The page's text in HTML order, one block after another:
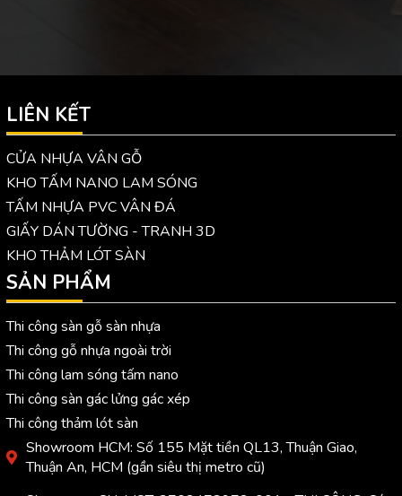
LIÊN KẾT
CỬA NHỰA VÂN GỖ
KHO TẤM NANO LAM SÓNG
TẤM NHỰA PVC VÂN ĐÁ
GIẤY DÁN TƯỜNG - TRANH 3D
KHO THẢM LÓT SÀN
SẢN PHẨM
Thi công sàn gỗ sàn nhựa
Thi công gỗ nhựa ngoài trời
Thi công lam sóng tấm nano
Thi công sàn gác lửng gác xép
Thi công thảm lót sàn
Showroom HCM: Số 155 Mặt tiền QL13, Thuận Giao,
Thuận An, HCM (gần siêu thị metro cũ)